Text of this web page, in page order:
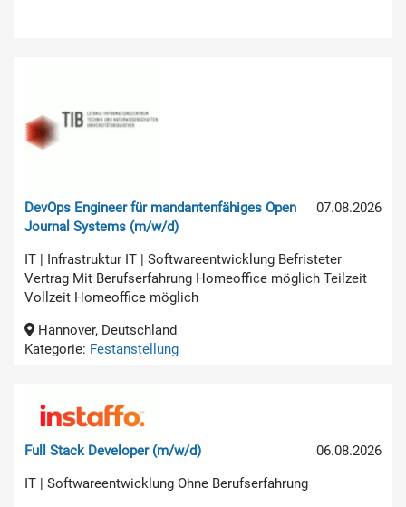
07.08.2026
DevOps Engineer für mandantenfähiges Open
Journal Systems (m/w/d)
IT | Infrastruktur IT | Softwareentwicklung Befristeter
Vertrag Mit Berufserfahrung Homeoffice möglich Teilzeit
Vollzeit Homeoffice möglich
Hannover, Deutschland
Kategorie: Festanstellung
06.08.2026
Full Stack Developer (m/w/d)
IT | Softwareentwicklung Ohne Berufserfahrung